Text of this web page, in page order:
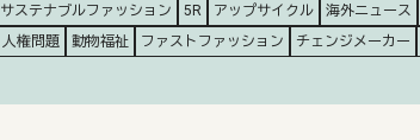
サステナブルファッション 5R アップサイクル 海外ニュース
人権問題
動物福祉 ファストファッション チェンジメーカー